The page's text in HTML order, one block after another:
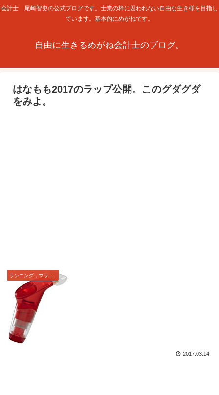
会計士 尾崎智史の公式ブログです。士業の枠に囚われない自由な生き様を目指し
ています。基本的にめがねです。
自由に生きるめがね会計士のブログ。
はなもも2017のラップ公開。このグダグダ
をみよ。
2017.03.14